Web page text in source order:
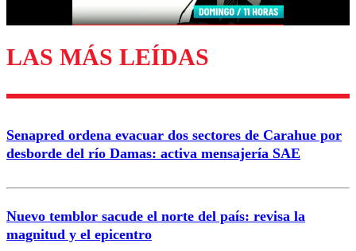
Enviar comentario
LAS MÁS LEÍDAS
Senapred ordena evacuar dos sectores de Carahue por
desborde del río Damas: activa mensajería SAE
Nuevo temblor sacude el norte del país: revisa la
magnitud y el epicentro